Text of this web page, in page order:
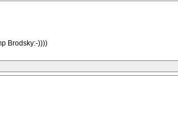
Brodsky:-))))